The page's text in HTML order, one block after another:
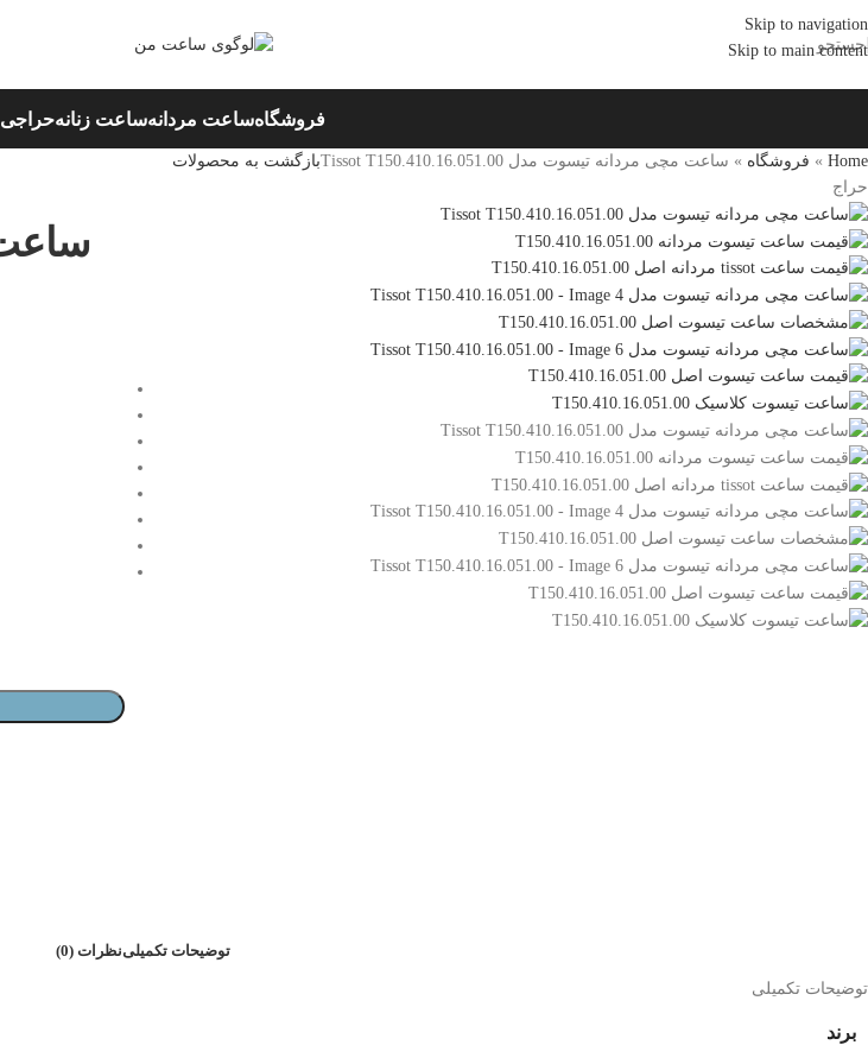
Skip to navigation
Skip to main content
جستجو
فروشگاهساعت مردانهساعت زنانهحراجی
Home
» فروشگاه » ساعت مچی مردانه تیسوت مدل Tissot T150.410.16.051.00
بازگشت به محصولات
حراج
توضیحات تکمیلینظرات (0)
توضیحات تکمیلی
برند